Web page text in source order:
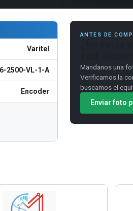
Varitel
2500-VL-1-A
Encoder
ANTES DE
Mandanos una
Verificamos la
buscamos el
Enviar foto